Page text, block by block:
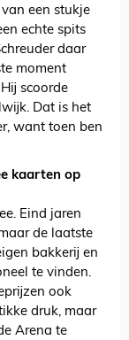
een stukje
echte spits
daar
moment
scoorde
Dat is het
want toen ben
kaarten op
Eind jaren
de laatste
bakkerij en
te vinden.
ook
druk, maar
Arena te